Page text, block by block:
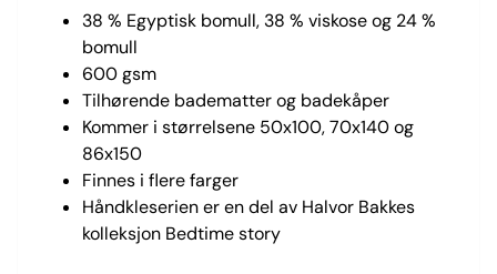
38 % Egyptisk bomull, 38 % viskose og 24 %
bomull
600 gsm
Tilhørende badematter og badekåper
Kommer i størrelsene 50x100, 70x140 og
86x150
Finnes i flere farger
Håndkleserien er en del av Halvor Bakkes
kolleksjon Bedtime story